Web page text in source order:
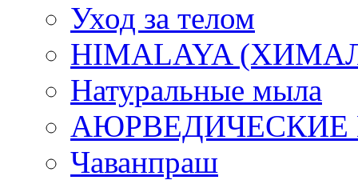
Уход за телом
HIMALAYA
Натуральные мыла
Чаванпраш